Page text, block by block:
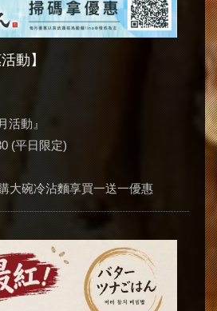
動】
活動』
(平日限定)
大碗冷沾麵享買一送一優惠